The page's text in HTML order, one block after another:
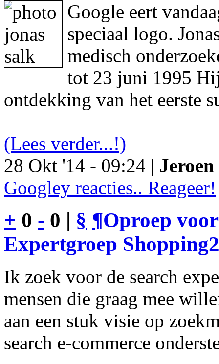
Google eert
speciaal logo.
medisch
tot 23 juni 1995
ontdekking van het eerste
(Lees verder...!)
28 Okt '14 - 09:24 |
Googley reacties.. Reageer!
+ 0 - 0 | § ¶Oproep
Expertgroep
Ik zoek voor de search
mensen die graag mee
aan een stuk visie op
search e-commerce